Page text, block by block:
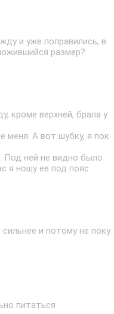
и уже поправились, в
размер?
кроме верхней, брала у
меня. А вот шубку, я пок
Под ней не видно было
я ношу ее под пояс
и потому не поку
питаться